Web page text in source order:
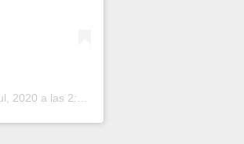
2020 a las 2:24 PDT